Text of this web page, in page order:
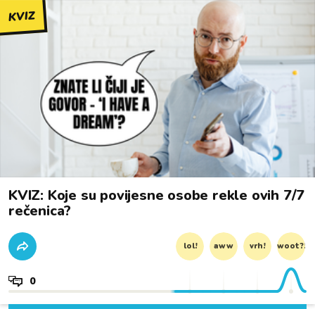
KVIZ
KVIZ: Koje su povijesne osobe rekle ovih 7/7
rečenica?
lol! aww vrh! woot?!
0